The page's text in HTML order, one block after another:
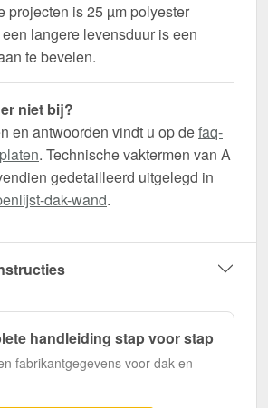
projecten is 25 µm polyester
langere levensduur is een
te bevelen.
niet bij?
en antwoorden vindt u op defaq-
. Technische vaktermen van A
gedetailleerd uitgelegd in
dak-wand.
handleiding stap voor stap
fabrikantgegevens voor dak en